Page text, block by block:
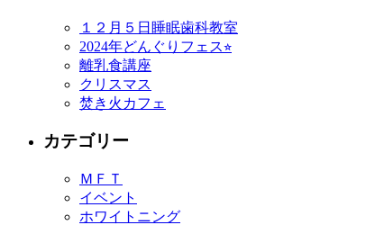
１２月５日睡眠歯科教室
2024年どんぐりフェス⭐︎
離乳食講座
クリスマス
焚き火カフェ
カテゴリー
ＭＦＴ
イベント
ホワイトニング